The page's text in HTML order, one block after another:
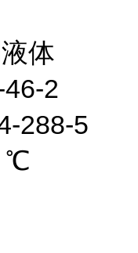
体
2
288-5
℃